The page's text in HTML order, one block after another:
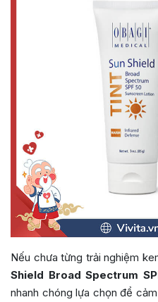
Nếu chưa từng trải nghiệm
Shield Broad Spectrum
nhanh chóng lựa chọn để